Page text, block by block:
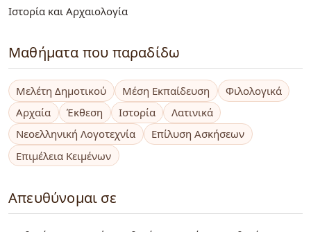
Ιστορία και Αρχαιολογία
Μαθήματα που παραδίδω
Μελέτη Δημοτικού Μέση Εκπαίδευση
Φιλολογικά
Αρχαία
Έκθεση Ιστορία
Λατινικά
Νεοελληνική Λογοτεχνία
Επίλυση Ασκήσεων
Επιμέλεια Κειμένων
Απευθύνομαι σε